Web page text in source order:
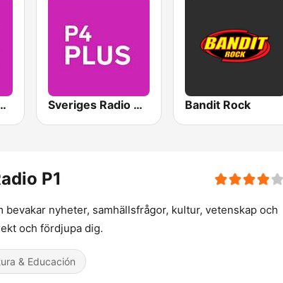
Göteborg Sveriges Radio P4 Plus Bandit Rock
P1
bevakar nyheter, samhällsfrågor, kultur, vetenskap och
och fördjupa dig.
& Educación